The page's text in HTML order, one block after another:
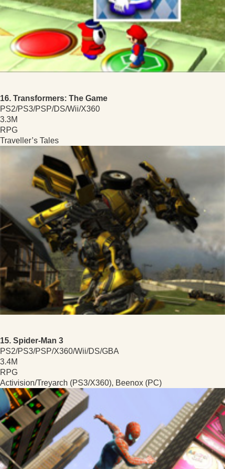
16. Transformers: The Game
PS2/PS3/PSP/DS/Wii/X360
3.3M
RPG
Traveller’s Tales
15. Spider-Man 3
PS2/PS3/PSP/X360/Wii/DS/GBA
3.4M
RPG
Activision/Treyarch (PS3/X360), Beenox (PC)